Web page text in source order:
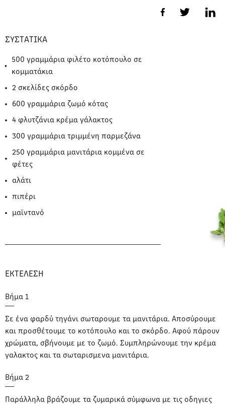
ΣΥΣΤΑΤΙΚΑ
500 γραμμάρια φιλέτο κοτόπουλο σε
κομματάκια
2 σκελίδες σκόρδο
600 γραμμάρια ζωμό κότας
4 φλυτζάνια κρέμα γάλακτος
300 γραμμάρια τριμμένη παρμεζάνα
250 γραμμάρια μανιτάρια κομμένα σε
φέτες
αλάτι
πιπέρι
μαϊντανό
ΕΚΤΕΛΕΣΗ
Σε ένα φαρδύ τηγάνι σωταρουμε τα μανιτάρια. Αποσύρουμε
και προσθέτουμε το κοτόπουλο και το σκόρδο. Αφού πάρουν
χρώματα, σβήνουμε με το ζωμό. Συμπληρώνουμε την κρέμα
γαλακτος και τα σωταρισμενα μανιτάρια.
Παράλληλα βράζουμε τα ζυμαρικά σύμφωνα με τις οδηγιες